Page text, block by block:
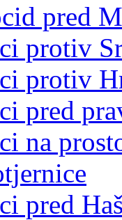
pred
protiv
protiv
pred
na
pred